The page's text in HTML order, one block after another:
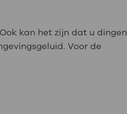
kan het zijn dat u dingen
Voor de